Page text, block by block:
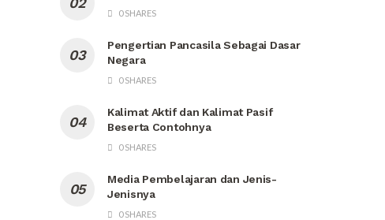
0 SHARES
Pengertian Pancasila Sebagai Dasar
Negara
0 SHARES
Kalimat Aktif dan Kalimat Pasif
Beserta Contohnya
0 SHARES
Media Pembelajaran dan Jenis-
Jenisnya
0 SHARES